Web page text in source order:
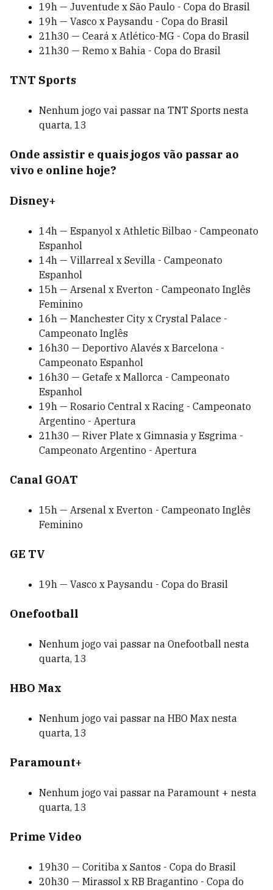
19h — Juventude x São Paulo - Copa do Brasil
19h — Vasco x Paysandu - Copa do Brasil
21h30 — Ceará x Atlético-MG - Copa do Brasil
21h30 — Remo x Bahia - Copa do Brasil
TNT Sports
Nenhum jogo vai passar na TNT Sports nesta
quarta, 13
Onde assistir e quais jogos vão passar ao
vivo e online hoje?
Disney+
14h — Espanyol x Athletic Bilbao - Campeonato
Espanhol
14h — Villarreal x Sevilla - Campeonato
Espanhol
15h — Arsenal x Everton - Campeonato Inglês
Feminino
16h — Manchester City x Crystal Palace -
Campeonato Inglês
16h30 — Deportivo Alavés x Barcelona -
Campeonato Espanhol
16h30 — Getafe x Mallorca - Campeonato
Espanhol
19h — Rosario Central x Racing - Campeonato
Argentino - Apertura
21h30 — River Plate x Gimnasia y Esgrima -
Campeonato Argentino - Apertura
Canal GOAT
15h — Arsenal x Everton - Campeonato Inglês
Feminino
GE TV
19h — Vasco x Paysandu - Copa do Brasil
Onefootball
Nenhum jogo vai passar na Onefootball nesta
quarta, 13
HBO Max
Nenhum jogo vai passar na HBO Max nesta
quarta, 13
Paramount+
Nenhum jogo vai passar na Paramount + nesta
quarta, 13
Prime Video
19h30 — Coritiba x Santos - Copa do Brasil
20h30 — Mirassol x RB Bragantino - Copa do